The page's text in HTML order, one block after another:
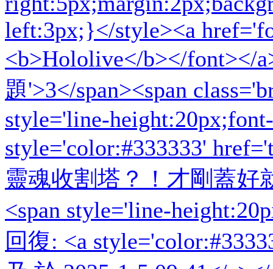
系統 [系統通知] ba2001已經連續答對 150道難題，逆
系統 [系統通知] ba2001已經連續答對100道難題，逆
系統 [系統通知] 雪夜已經連續答對150道難題，逆天
系統 [系統通知] Alex988已經連續答對 50道難題，逆
[系統通知] shiina028已經連續答對 道難題，
系統 [系統通知] ba2001已經連續答對50道難題，逆
系統 [系統通知] 天空已經連續答對50 道難題，逆天
系統 [系統通知] 雪夜已經連續答對100道難題，逆天
系統 [系統通知] ba2001已經連續答對50道難題，逆